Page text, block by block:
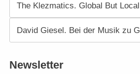
The Klezmatics. Global But Local
David Giesel. Bei der Musik zu
Newsletter